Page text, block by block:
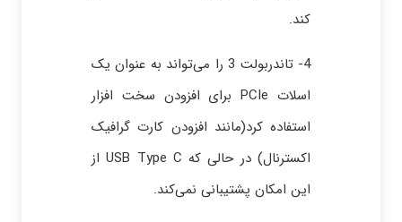
کند.
4- تاندربولت 3 را می‌تواند به عنوان یک
اسلات PCIe برای افزودن سخت افزار
استفاده کرد(مانند افزودن کارت گرافیک
اکسترنال) در حالی که USB Type C از
این امکان پشتیبانی نمی‌کند.